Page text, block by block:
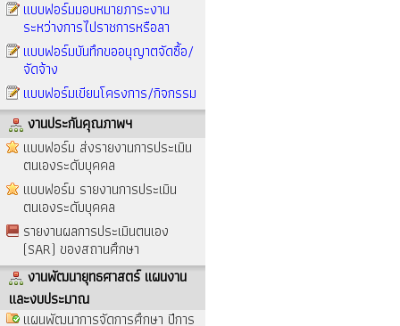
แบบฟอร์มมอบหมายภาระงาน
ระหว่างการไปราชการหรือลา
แบบฟอร์มบันทึกขออนุญาตจัดซื้อ/
จัดจ้าง
แบบฟอร์มเขียนโครงการ/กิจกรรม
งานประกันคุณภาพฯ
แบบฟอร์ม ส่งรายงานการประเมิน
ตนเองระดับบุคคล
แบบฟอร์ม รายงานการประเมิน
ตนเองระดับบุคคล
รายงานผลการประเมินตนเอง
(SAR) ของสถานศึกษา
งานพัฒนายุทธศาสตร์ แผนงาน
และงบประมาณ
แผนพัฒนาการจัดการศึกษา ปีการ